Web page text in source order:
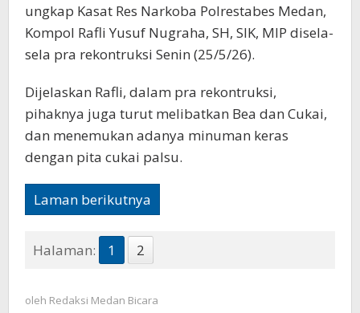
ungkap Kasat Res Narkoba Polrestabes Medan,
Kompol Rafli Yusuf Nugraha, SH, SIK, MIP disela-
sela pra rekontruksi Senin (25/5/26).
Dijelaskan Rafli, dalam pra rekontruksi,
pihaknya juga turut melibatkan Bea dan Cukai,
dan menemukan adanya minuman keras
dengan pita cukai palsu.
Laman berikutnya
Halaman: 1 2
oleh Redaksi Medan Bicara